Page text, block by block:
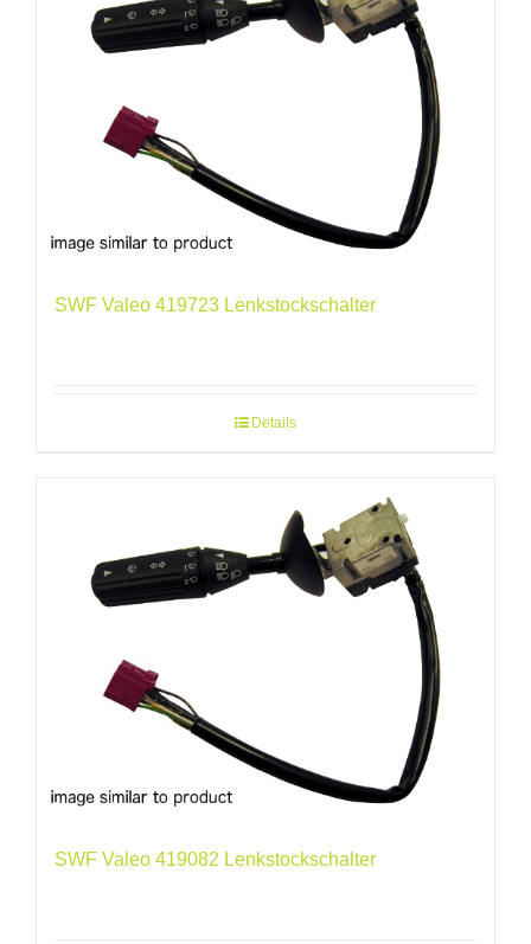
SWF Valeo 419723 Lenkstockschalter
Details
SWF Valeo 419082 Lenkstockschalter